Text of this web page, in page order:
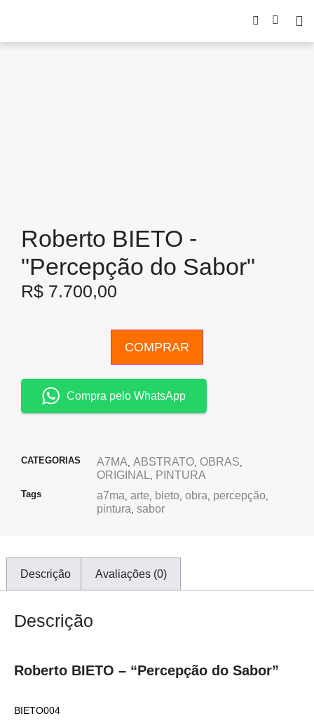
Roberto BIETO -
"Percepção do Sabor"
R$ 7.700,00
COMPRAR
Compra pelo WhatsApp
CATEGORIAS A7MA, ABSTRATO, OBRAS,
ORIGINAL, PINTURA
Tags a7ma, arte, bieto, obra, percepção,
pintura, sabor
Descrição Avaliações (0)
Descrição
Roberto BIETO – “Percepção do Sabor”
BIETO004